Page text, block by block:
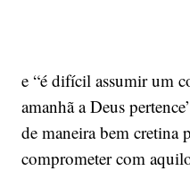
e “é difícil assumir um
amanhã a Deus
de maneira bem cretina
comprometer com